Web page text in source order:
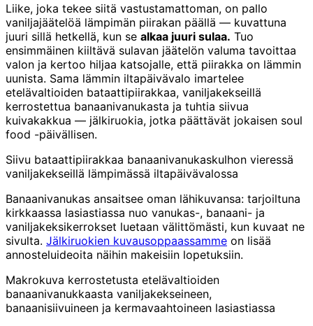
Liike, joka tekee siitä vastustamattoman, on pallo
vaniljajäätelöä lämpimän piirakan päällä — kuvattuna
juuri sillä hetkellä, kun se alkaa juuri sulaa. Tuo
ensimmäinen kiiltävä sulavan jäätelön valuma tavoittaa
valon ja kertoo hiljaa katsojalle, että piirakka on lämmin
uunista. Sama lämmin iltapäivävalo imartelee
etelävaltioiden bataattipiirakkaa, vaniljakekseillä
kerrostettua banaanivanukasta ja tuhtia siivua
kuivakakkua — jälkiruokia, jotka päättävät jokaisen soul
food -päivällisen.
Siivu bataattipiirakkaa banaanivanukaskulhon vieressä
vaniljakekseillä lämpimässä iltapäivävalossa
Banaanivanukas ansaitsee oman lähikuvansa: tarjoiltuna
kirkkaassa lasiastiassa nuo vanukas-, banaani- ja
vaniljakeksikerrokset luetaan välittömästi, kun kuvaat ne
sivulta. Jälkiruokien kuvausoppaassamme on lisää
annosteluideoita näihin makeisiin lopetuksiin.
Makrokuva kerrostetusta etelävaltioiden
banaanivanukkaasta vaniljakekseineen,
banaanisiivuineen ja kermavaahtoineen lasiastiassa